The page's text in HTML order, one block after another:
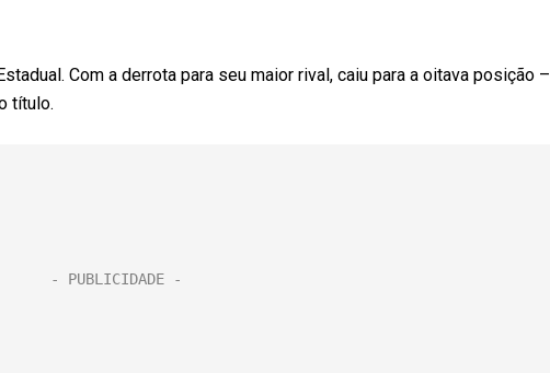
Com a derrota para seu maior rival, caiu para a oitava posição –
título.